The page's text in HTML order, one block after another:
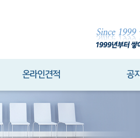
온라인견적 공